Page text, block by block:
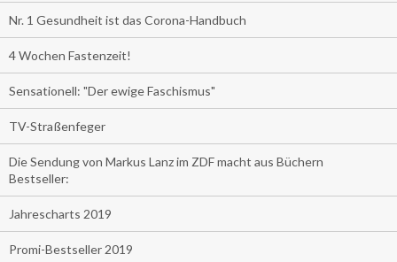
Nr. 1 Gesundheit ist das Corona-Handbuch
4 Wochen Fastenzeit!
Sensationell: "Der ewige Faschismus"
TV-Straßenfeger
Die Sendung von Markus Lanz im ZDF macht aus Büchern
Bestseller:
Jahrescharts 2019
Promi-Bestseller 2019